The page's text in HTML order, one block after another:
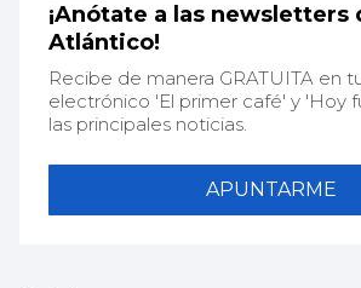
¡Anótate a las newsletters
Atlántico!
Recibe de manera GRATUITA en
electrónico 'El primer café' y 'Hoy
las principales noticias.
APUNTARME